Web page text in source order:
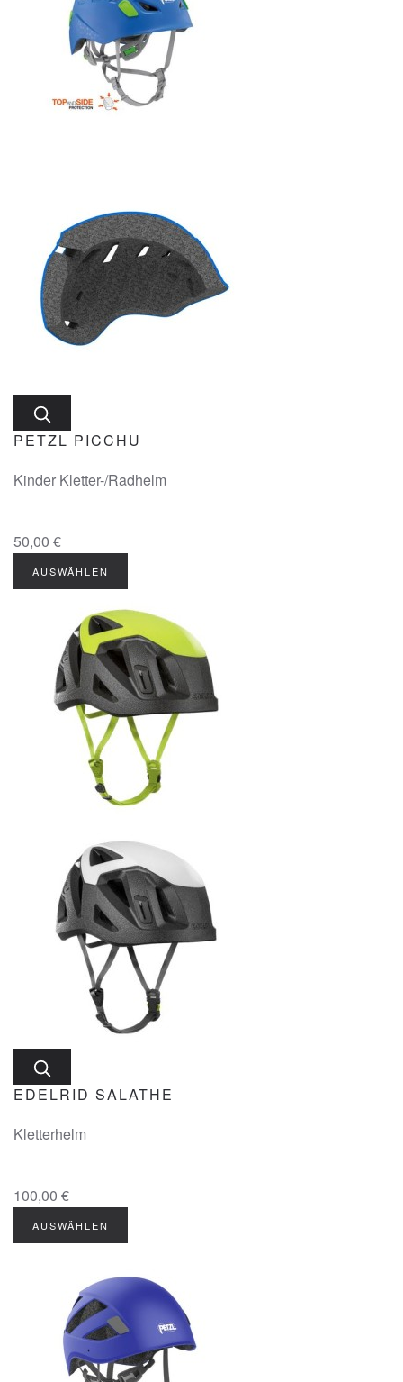
PETZL PICCHU
Kinder Kletter-/Radhelm
50,00 €
AUSWÄHLEN
EDELRID SALATHE
Kletterhelm
100,00 €
AUSWÄHLEN